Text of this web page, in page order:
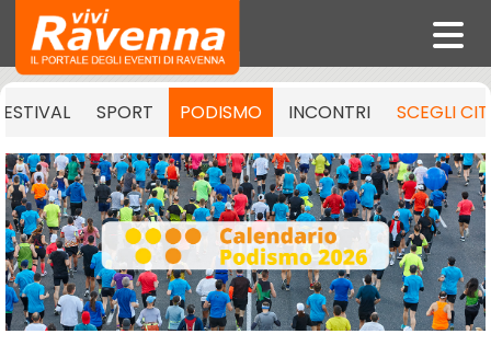
SPORT PODISMO INCONTRI SCEGLI